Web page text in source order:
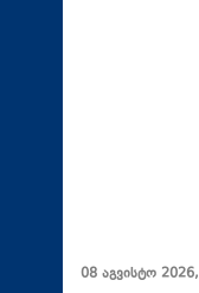
08 აგვისტო 2026,